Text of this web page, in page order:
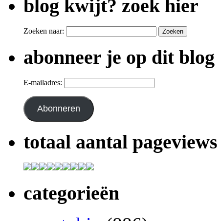
blog kwijt? zoek hier
Zoeken naar:
abonneer je op dit
E-mailadres:
Abonneren
totaal aantal pageviews
categorieën